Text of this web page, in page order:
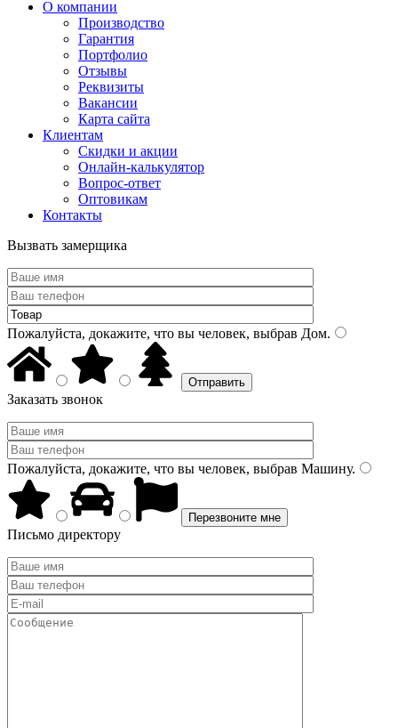
О компании
Производство
Гарантия
Портфолио
Отзывы
Реквизиты
Вакансии
Карта сайта
Клиентам
Скидки и акции
Онлайн-калькулятор
Вопрос-ответ
Оптовикам
Контакты
Вызвать замерщика
Пожалуйста, докажите, что вы человек, выбрав Дом.
Заказать звонок
Пожалуйста, докажите, что вы человек, выбрав Машину.
Письмо директору